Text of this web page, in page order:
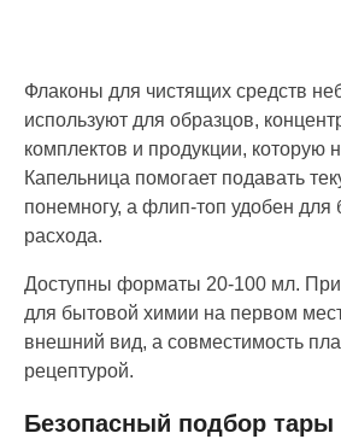
Флаконы для чистящих средств
используют для образцов,
комплектов и продукции, которую
Капельница помогает подавать
понемногу, а флип-топ удобен для
расхода.
Доступны форматы 20-100 мл. При
для бытовой химии на первом
внешний вид, а совместимость
рецептурой.
Безопасный подбор тары